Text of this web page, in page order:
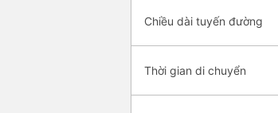
Chiều dài tuyến đường
Thời gian di chuyển